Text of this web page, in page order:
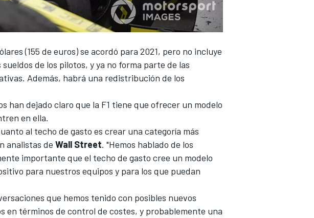
(155 de euros)se acordó para 2021, pero no incluye
de los pilotos, y ya no forma parte de las
Además, habrá una redistribución de los
han dejado claro que la F1 tiene que ofrecer un modelo
en ella.
al techo de gasto es crear una categoría más
analistas de Wall Street. "Hemos hablado de los
importante que el techo de gasto cree un modelo
para nuestros equipos y para los que puedan
que hemos tenido con posibles nuevos
en términos de control de costes, y probablemente una